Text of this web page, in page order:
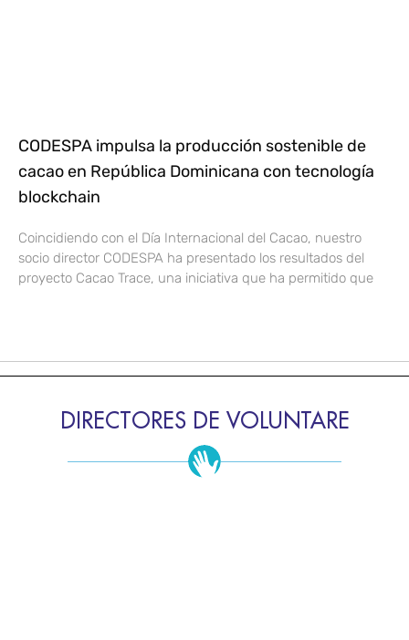
CODESPA impulsa la producción sostenible de
cacao en República Dominicana con tecnología
blockchain
Coincidiendo con el Día Internacional del Cacao, nuestro
socio director CODESPA ha presentado los resultados del
proyecto Cacao Trace, una iniciativa que ha permitido que
DIRECTORES DE VOLUNTARE